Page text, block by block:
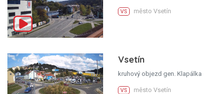
VS město Vsetín
Vsetín
kruhový objezd gen. Klapálka
VS město Vsetín